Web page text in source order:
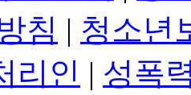
침 | 청소년
리인 | 성폭